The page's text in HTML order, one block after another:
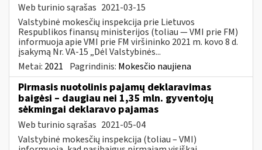
Web turinio sąrašas 2021-03-15
Valstybinė mokesčių inspekcija prie Lietuvos
Respublikos finansų ministerijos (toliau ― VMI prie FM)
informuoja apie VMI prie FM viršininko 2021 m. kovo 8 d.
įsakymą Nr. VA-15 „Dėl Valstybinės...
Metai: 2021 Pagrindinis: Mokesčio naujiena
Pirmasis nuotolinis pajamų deklaravimas
baigėsi – daugiau nei 1,35 mln. gyventojų
sėkmingai deklaravo pajamas
Web turinio sąrašas 2021-05-04
Valstybinė mokesčių inspekcija (toliau – VMI)